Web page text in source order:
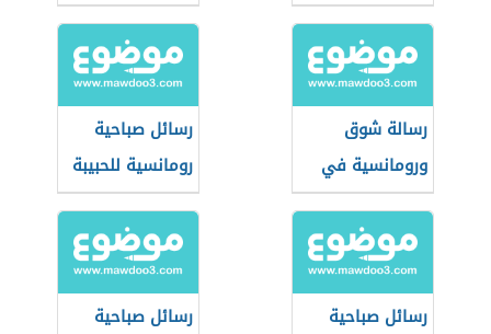
رسالة شوق
ورومانسية في
الصباح للحبيب
المسافر
رسائل صباحية
رومانسية للحبيبة
رسائل صباحية
رسائل صباحية